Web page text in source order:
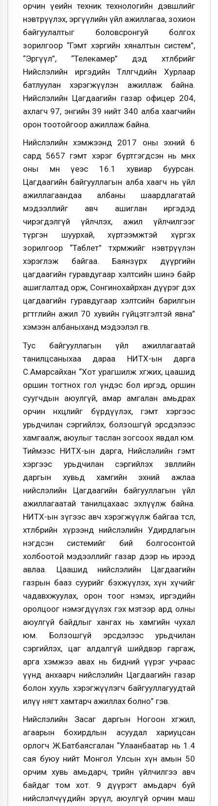
орчин үеийн техник технологийн дэвшлийг
нэвтрүүлэх, эргүүлийн үйл ажиллагаа, зохион
байгуулалтыг боловсронгуй болгох
зорилгоор “Гэмт хэргийн хяналтын систем”,
“Эргүүл”, “Телекамер” дэд хөтөлбөрийг
Нийслэлийн иргэдийн Төлөөлөгчдийн Хурлаар
батлуулан хэрэгжүүлэн ажиллаж байна.
Нийслэлийн Цагдаагийн газар офицер 204,
ахлагч 97, энгийн 39 нийт 340 алба хаагчийн
орон тоотойгоор ажиллаж байна.
Нийслэлийн хэмжээнд 2017 оны эхний 6
сард 5657 гэмт хэрэг бүртгэгдсэн нь өмнөх
оны мөн үеэс 16.1 хувиар буурсан.
Цагдаагийн байгууллагын алба хаагч нь үйл
ажиллагаандаа албаны шаардлагатай
мэдээллийг авч ашиглан иргэдэд
чирэгдэлгүй үйлчлэх, ажил үйлчилгээг
түргэн шуурхай, хүртээмжтэй хүргэх
зорилгоор “Таблет” төхөөрөмжийг нэвтрүүлэн
хэрэглэж байгаа. Баянзүрх дүүргийн
цагдаагийн гуравдугаар хэлтсийн шинэ байр
ашиглалтад орж, Сонгинохайрхан дүүрэг дэх
цагдаагийн гуравдугаар хэлтсийн барилгын
өргөтгөлийн ажил 70 хувийн гүйцэтгэлтэй явна”
хэмээн албаныханд мэдээлэл өгөв.
Тус байгууллагын үйл ажиллагаатай
танилцсаныхаа дараа НИТХ-ын дарга
С.Амарсайхан “Хот урагшилж хөгжих, цаашид
оршин тогтнох гол үндэс бол иргэд, оршин
суугчдын аюулгүй, амар амгалан амьдрах
орчин нөхцөлийг бүрдүүлэх, гэмт хэргээс
урьдчилан сэргийлэх, болзошгүй эрсдэлээс
хамгаалж, аюулыг таслан зогсоох явдал юм.
Тиймээс НИТХ-ын дарга, Нийслэлийн гэмт
хэргээс урьдчилан сэргийлэх зөвлөлийн
даргын хувьд хамгийн эхний ажлаа
нийслэлийн Цагдаагийн байгууллагын үйл
ажиллагаатай танилцахаас эхлүүлж байна.
НИТХ-ын зүгээс авч хэрэгжүүлж байгаа төсөл,
хөтөлбөрийн хүрээнд нийслэлийн Удирдлагын
нэгдсэн системийг бий болгосонтой
холбоотой мэдээллийг газар дээр нь ирээд
авлаа. Цаашид нийслэлийн Цагдаагийн
газрын бааз суурийг бэхжүүлэх, хүн хүчийг
чадавхжуулах, орон тоог нэмэх, иргэдийн
оролцоог нэмэгдүүлэх гэх мэтээр ард олны
аюулгүй байдлыг хангах нь хамгийн чухал
юм. Болзошгүй эрсдэлээс урьдчилан
сэргийлэх, цаг алдалгүй шийдвэр гаргаж,
арга хэмжээ авах нь бидний үүрэг учраас
үүнд анхаарч нийслэлийн Цагдаагийн газар
болон хууль хэрэгжүүлэгч байгууллагуудтай
илүү нягт хамтарч ажиллах болно” гэв.
Нийслэлийн Засаг даргын Ногоон хөгжил,
агаарын бохирдлын асуудал хариуцсан
орлогч Ж.Батбаясгалан “Улаанбаатар нь 1.4
сая буюу нийт Монгол Улсын хүн амын 50
орчим хувь амьдарч, төрийн үйлчилгээ авч
байдаг том хот. 9 дүүрэгт амьдарч буй
нийслэлчүүдийн эрүүл, аюулгүй орчин маш